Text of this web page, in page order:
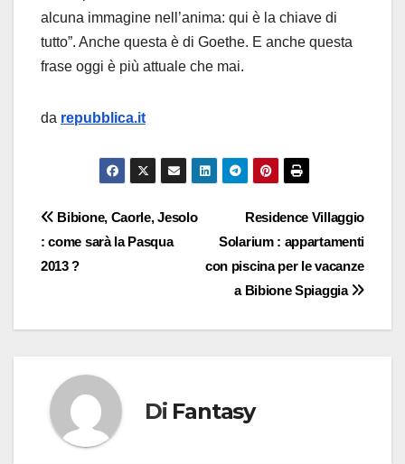
alcuna immagine nell’anima: qui è la chiave di
tutto”. Anche questa è di Goethe. E anche questa
frase oggi è più attuale che mai.
da repubblica.it
Navigazione
articoli
Residence Villaggio
Solarium : appartamenti
con piscina per le vacanze
a Bibione Spiaggia
Bibione, Caorle, Jesolo
: come sarà la Pasqua
2013 ?
Di Fantasy